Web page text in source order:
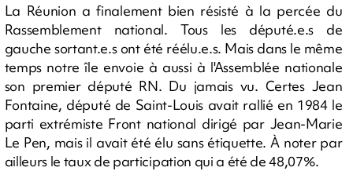
La Réunion a finalement bien résisté à la percée du
Rassemblement national. Tous les député.e.s de
gauche sortant.e.s ont été réélu.e.s. Mais dans le même
temps notre île envoie à aussi à l'Assemblée nationale
son premier député RN. Du jamais vu. Certes Jean
Fontaine, député de Saint-Louis avait rallié en 1984 le
parti extrémiste Front national dirigé par Jean-Marie
Le Pen, mais il avait été élu sans étiquette. À noter par
ailleurs le taux de participation qui a été de 48,07%.